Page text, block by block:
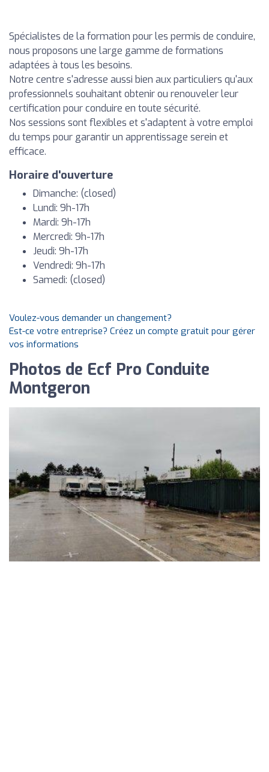
Spécialistes de la formation pour les permis de conduire,
nous proposons une large gamme de formations
adaptées à tous les besoins.
Notre centre s'adresse aussi bien aux particuliers qu'aux
professionnels souhaitant obtenir ou renouveler leur
certification pour conduire en toute sécurité.
Nos sessions sont flexibles et s'adaptent à votre emploi
du temps pour garantir un apprentissage serein et
efficace.
Horaire d'ouverture
Dimanche: (closed)
Lundi: 9h-17h
Mardi: 9h-17h
Mercredi: 9h-17h
Jeudi: 9h-17h
Vendredi: 9h-17h
Samedi: (closed)
Voulez-vous demander un changement?
Est-ce votre entreprise? Créez un compte gratuit pour gérer
vos informations
Photos de Ecf Pro Conduite
Montgeron